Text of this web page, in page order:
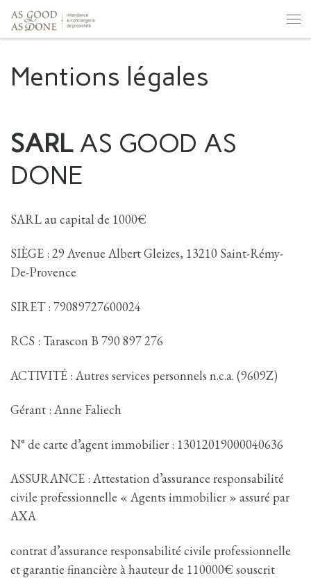
Skip to content
Mentions légales
SARL AS GOOD AS
DONE
SARL au capital de 1000€
SIÈGE : 29 Avenue Albert Gleizes, 13210 Saint-Rémy-
De-Provence
SIRET : 79089727600024
RCS : Tarascon B 790 897 276
ACTIVITÉ : Autres services personnels n.c.a. (9609Z)
Gérant : Anne Faliech
N° de carte d’agent immobilier : 13012019000040636
ASSURANCE : Attestation d’assurance responsabilité
civile professionnelle « Agents immobilier » assuré par
AXA
contrat d’assurance responsabilité civile professionnelle
et garantie financière à hauteur de 110000€ souscrit